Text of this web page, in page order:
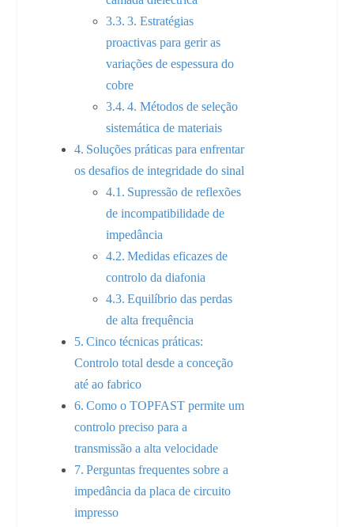
3. Estratégias
proactivas para gerir as
variações de espessura do
cobre
4. Métodos de seleção
sistemática de materiais
Soluções práticas para enfrentar
os desafios de integridade do sinal
Supressão de reflexões
de incompatibilidade de
impedância
Medidas eficazes de
controlo da diafonia
Equilíbrio das perdas
de alta frequência
Cinco técnicas práticas:
Controlo total desde a conceção
até ao fabrico
Como o TOPFAST permite um
controlo preciso para a
transmissão a alta velocidade
Perguntas frequentes sobre a
impedância da placa de circuito
impresso